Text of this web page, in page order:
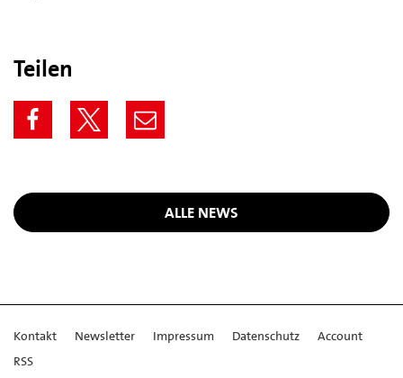
Teilen
ALLE NEWS
Kontakt Newsletter Impressum Datenschutz
Account
RSS